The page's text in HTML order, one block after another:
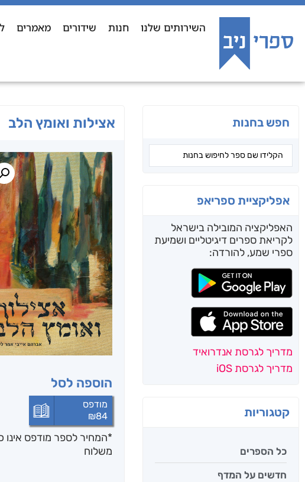
השירותים שלנו חנות שידורים מאמרים
חפש בחנות
אפליקציית ספריאפ
האפליקציה המובילה בישראל
לקריאת ספרים דיגיטליים ושמיעת
ספרי שמע, להורדה:
מדריך לגרסת אנדרואיד
מדריך לגרסת iOS
קטגוריות
כל הספרים
חדשים על המדף
אצילות ואומץ הלב
הוספה לסל
מודפס
₪84
*המחיר לספר מודפס אינו
משלוח